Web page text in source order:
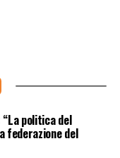
“La politica del
federazione del